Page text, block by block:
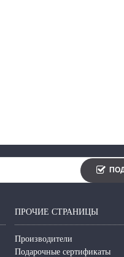
ПРОЧИЕ СТРАНИЦЫ
Производители
Подарочные сертификаты